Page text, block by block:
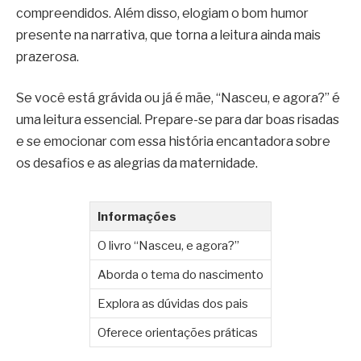
compreendidos. Além disso, elogiam o bom humor
presente na narrativa, que torna a leitura ainda mais
prazerosa.
Se você está grávida ou já é mãe, “Nasceu, e agora?” é
uma leitura essencial. Prepare-se para dar boas risadas
e se emocionar com essa história encantadora sobre
os desafios e as alegrias da maternidade.
Informações
O livro “Nasceu, e agora?”
Aborda o tema do nascimento
Explora as dúvidas dos pais
Oferece orientações práticas